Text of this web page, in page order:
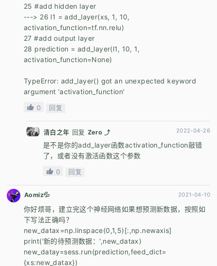
25 #add hidden layer
---> 26 l1 = add_layer(xs, 1, 10,
activation_function=tf.nn.relu)
27 #add output layer
28 prediction = add_layer(l1, 10, 1,
activation_function=None)
TypeError: add_layer() got an unexpected keyword
argument 'activation_function'
0 回复
清白之年 回复 Zero ⤴ 2022-04-26
是不是你的add_layer函数activation_function敲错
了，或者没有激活函数这个参数
0 回复
Aomiz💦 2021-04-10
你好烦哥，建立完这个神经网络如果想预测新数据，按照如
下写法正确吗？
new_datax=np.linspace(0,1,5)[:,np.newaxis]
print('新的待预测数据：',new_datax)
new_datay=sess.run(prediction,feed_dict=
{xs:new_datax})